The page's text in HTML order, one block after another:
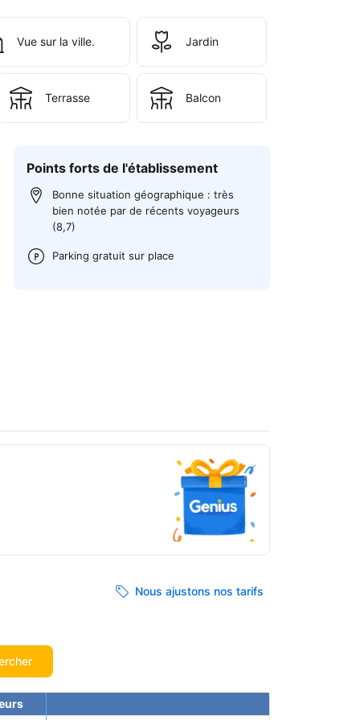
Vue sur la ville. Jardin
Terrasse Balcon
Points forts de l'établissement
Bonne situation géographique : très
bien notée par de récents voyageurs
(8,7)
Parking gratuit sur place
Nous ajustons nos tarifs